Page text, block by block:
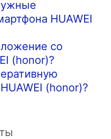
HUAWEI
со
(honor)?
(honor)?